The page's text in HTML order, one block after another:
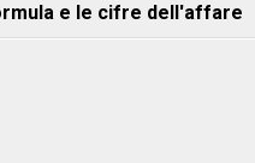
e le cifre dell'affare